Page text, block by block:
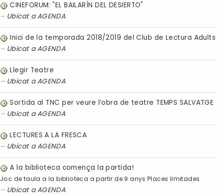
CINEFORUM: "EL BAILARÍN DEL DESIERTO"
Ubicat aAGENDA
Inici de la temporada 2018/2019 del Club de Lectura Adults
Ubicat aAGENDA
Llegir Teatre
Ubicat aAGENDA
Sortida al TNC per veure l’obra de teatre TEMPS SALVATGE
Ubicat aAGENDA
LECTURES A LA FRESCA
Ubicat aAGENDA
A la biblioteca comença la partida!
Joc de taula a la biblioteca a partir de 9 anys Places limitades
Ubicat aAGENDA